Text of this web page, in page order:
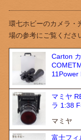
環七ホビーのカメラ・
場の参考にご覧くださ
Carton
11Power
マミヤ
ラ 1:38
マミヤ
富士フィ